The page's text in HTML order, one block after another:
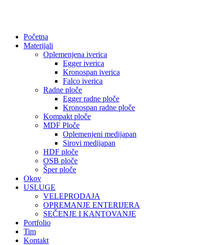
Početna
Materijali
Oplemenjena iverica
Egger iverica
Kronospan iverica
Falco iverica
Radne ploče
Egger radne ploče
Kronospan radne ploče
Kompakt ploče
MDF Ploče
Oplemenjeni medijapan
Sirovi medijapan
HDF ploče
OSB ploče
Šper ploče
Okov
USLUGE
VELEPRODAJA
OPREMANJE ENTERIJERA
SEČENJE I KANTOVANJE
Portfolio
Tim
Kontakt